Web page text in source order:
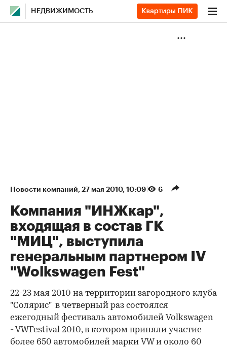
НЕДВИЖИМОСТЬ
Новости компаний⁠, 27 мая 2010, 10:09 6
Компания "ИНЖкар",
входящая в состав ГК
"МИЦ", выступила
генеральным партнером IV
"Wolkswagen Fest"
22-23 мая 2010 на территории загородного клуба
"Солярис" в четверный раз состоялся
ежегодный фестиваль автомобилей Volkswagen
- VWFestival 2010, в котором приняли участие
более 650 автомобилей марки VW и около 60